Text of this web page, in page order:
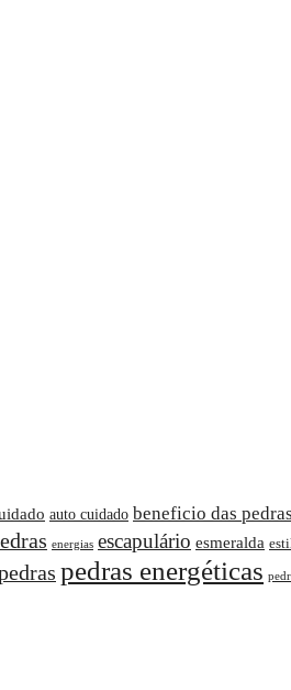
auto cuidado beneficio das pedras
energias escapulário esmeralda
pedras energéticas